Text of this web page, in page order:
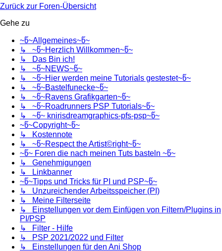
Zurück zur Foren-Übersicht
Gehe zu
~წ~Allgemeines~წ~
↳ ~წ~Herzlich Willkommen~წ~
↳ Das Bin ich!
↳ ~წ~NEWS~წ~
↳ ~წ~Hier werden meine Tutorials gestestet~წ~
↳ ~წ~Bastelfunecke~წ~
↳ ~წ~Ravens Grafikgarten~წ~
↳ ~წ~Roadrunners PSP Tutorials~წ~
↳ ~წ~ knirisdreamgraphics-pfs-psp~წ~
~წ~Copyright~წ~
↳ Kostennote
↳ ~წ~Respect the Artist©right~წ~
~წ~ Foren die nach meinen Tuts basteln ~წ~
↳ Genehmigungen
↳ Linkbanner
~წ~Tipps und Tricks für PI und PSP~წ~
↳ Unzureichender Arbeitsspeicher (PI)
↳ Meine Filterseite
↳ Einstellungen vor dem Einfügen von Filtern/Plugins in
PI/PSP
↳ Filter - Hilfe
↳ PSP 2021/2022 und Filter
↳ Einstellungen für den Ani Shop